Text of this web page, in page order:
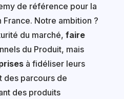
de référence pour la
France. Notre ambition ?
du marché, faire
du Produit, mais
à fidéliser leurs
des parcours de
des produits